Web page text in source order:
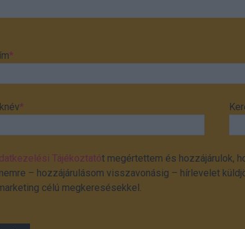
*
*
Tájékoztatót megértettem és hozzájárulok,
– hozzájárulásom visszavonásig – hírlevelet
célú megkeresésekkel.